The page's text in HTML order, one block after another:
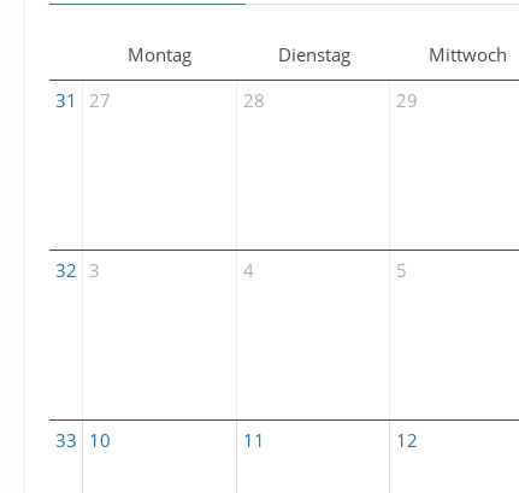
Montag Dienstag Mittwoch
31
27 28 29
32 3 4 5
33 10 11 12